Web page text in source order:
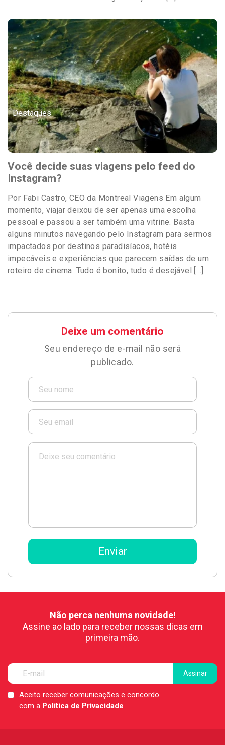
Destaques
Você decide suas viagens pelo feed do
Instagram?
Por Fabi Castro, CEO da Montreal Viagens Em algum
momento, viajar deixou de ser apenas uma escolha
pessoal e passou a ser também uma vitrine. Basta
alguns minutos navegando pelo Instagram para sermos
impactados por destinos paradisíacos, hotéis
impecáveis e experiências que parecem saídas de um
roteiro de cinema. Tudo é bonito, tudo é desejável […]
Deixe um comentário
Seu endereço de e-mail não será
publicado.
Não perca nenhuma novidade!
Assine ao lado para receber nossas dicas em
primeira mão.
LGPDAceito receber comunicações e concordo
com a Política de Privacidade